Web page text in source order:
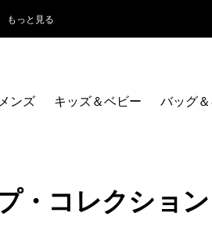
もっと見る
ンズ キッズ＆ベビー バッグ
絞り込み
スポーツ
・コレクション